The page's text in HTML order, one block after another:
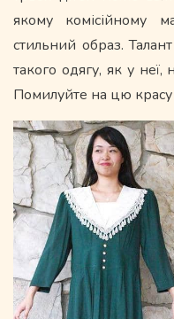
якому комісійному
стильний образ.
такого одягу, як у
Помилуйте на цю красу